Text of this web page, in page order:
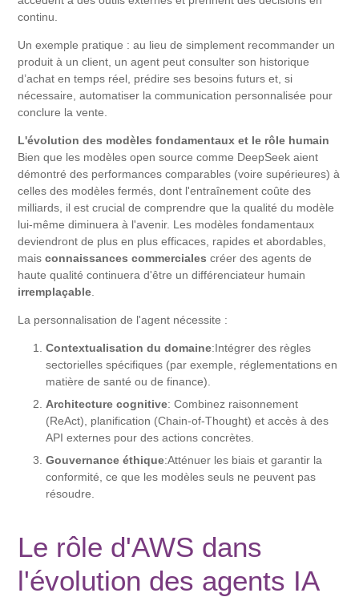
continu.
Un exemple pratique : au lieu de simplement recommander un
produit à un client, un agent peut consulter son historique
d’achat en temps réel, prédire ses besoins futurs et, si
nécessaire, automatiser la communication personnalisée pour
conclure la vente.
L'évolution des modèles fondamentaux et le rôle humain
Bien que les modèles open source comme DeepSeek aient
démontré des performances comparables (voire supérieures) à
celles des modèles fermés, dont l'entraînement coûte des
milliards, il est crucial de comprendre que la qualité du modèle
lui-même diminuera à l'avenir. Les modèles fondamentaux
deviendront de plus en plus efficaces, rapides et abordables,
maisconnaissances commerciales créer des agents de
haute qualité continuera d'être un différenciateur humain
irremplaçable
La personnalisation de l'agent nécessite :
Contextualisation du domaine:Intégrer des règles
sectorielles spécifiques (par exemple, réglementations en
matière de santé ou de finance).
Architecture cognitive: Combinez raisonnement
(ReAct), planification (Chain-of-Thought) et accès à des
API externes pour des actions concrètes.
Gouvernance éthique:Atténuer les biais et garantir la
conformité, ce que les modèles seuls ne peuvent pas
résoudre.
Le rôle d'AWS dans
l'évolution des agents IA